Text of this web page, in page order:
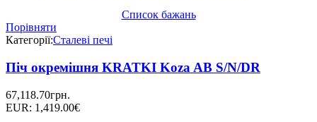
Список бажань
Порівняти
Категорії:Сталеві печі
Піч окремішня KRATKI Koza AB S/N/DR
67,118.70грн.
EUR: 1,419.00€